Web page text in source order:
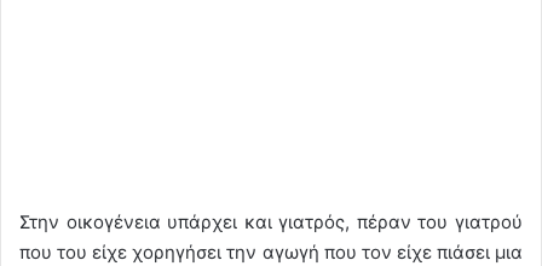
Στην οικογένεια υπάρχει και γιατρός, πέραν του γιατρού
που του είχε χορηγήσει την αγωγή που τον είχε πιάσει μια